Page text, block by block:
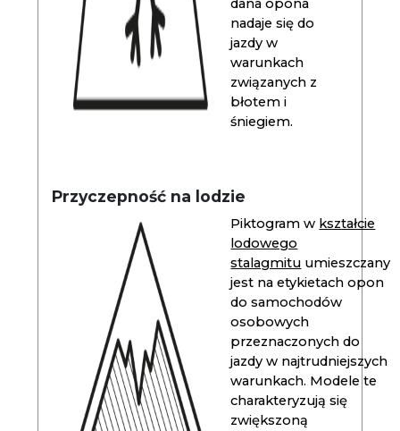
dana opona
nadaje się do
jazdy w
warunkach
związanych z
błotem i
śniegiem.
Przyczepność na lodzie
Piktogram w kształcie
lodowego
stalagmitu umieszczany
jest na etykietach opon
do samochodów
osobowych
przeznaczonych do
jazdy w najtrudniejszych
warunkach. Modele te
charakteryzują się
zwiększoną